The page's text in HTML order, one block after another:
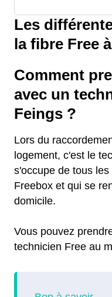
Les
la fibre Free
Comment
avec un
Feings ?
Lors du
logement, c'est le
s'occupe de tous
Freebox et qui se
domicile.
Vous pouvez
technicien Free au